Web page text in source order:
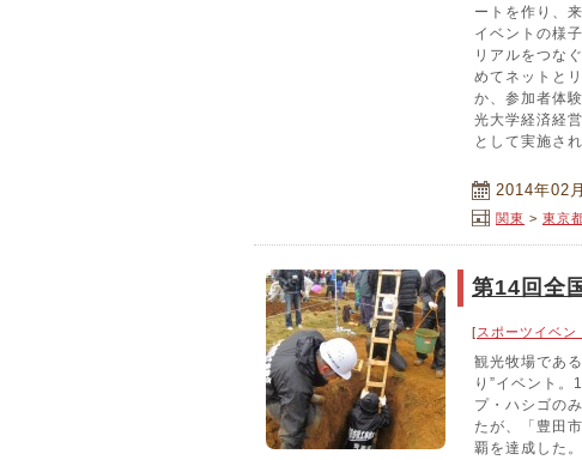
ートを作り、
イベントの様
リアルをつな
めてネットと
か、参加者体
光大学経済経
として実施され
2014年02
関東 > 東京
第14回全
[スポーツイベン
観光牧場であ
り”イベント
プ・ハシゴの
たが、「豊田
覇を達成した